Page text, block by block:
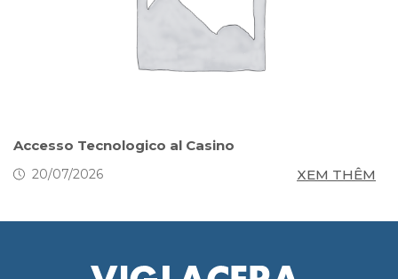
Accesso Tecnologico al Casino
20/07/2026 XEM THÊM